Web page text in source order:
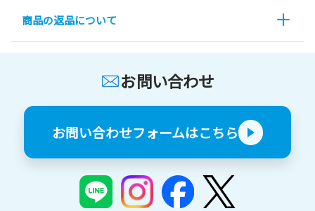
商品の返品について
お問い合わせ
お問い合わせフォームはこちら